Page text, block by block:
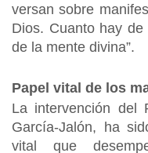
versan sobre
Dios. Cuanto hay
de la mente divina”.
Papel vital de los
La intervención del
García-Jalón, ha
vital que